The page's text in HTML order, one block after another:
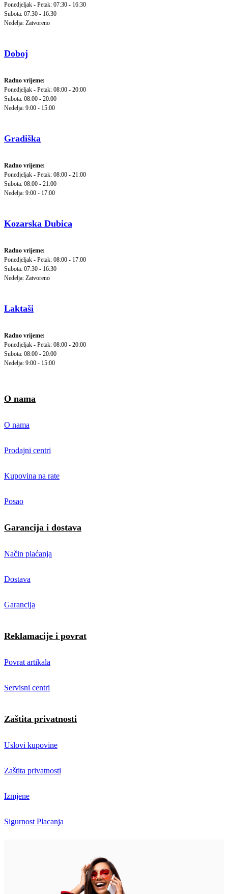
Ponedjeljak - Petak: 07:30 - 16:30
Subota: 07:30 - 16:30
Nedelja: Zatvoreno
Doboj
Radno vrijeme:
Ponedjeljak - Petak: 08:00 - 20:00
Subota: 08:00 - 20:00
Nedelja: 9:00 - 15:00
Gradiška
Radno vrijeme:
Ponedjeljak - Petak: 08:00 - 21:00
Subota: 08:00 - 21:00
Nedelja: 9:00 - 17:00
Kozarska Dubica
Radno vrijeme:
Ponedjeljak - Petak: 08:00 - 17:00
Subota: 07:30 - 16:30
Nedelja: Zatvoreno
Laktaši
Radno vrijeme:
Ponedjeljak - Petak: 08:00 - 20:00
Subota: 08:00 - 20:00
Nedelja: 9:00 - 15:00
O nama
O nama
Prodajni centri
Kupovina na rate
Posao
Garancija i dostava
Način plaćanja
Dostava
Garancija
Reklamacije i povrat
Povrat artikala
Servisni centri
Zaštita privatnosti
Uslovi kupovine
Zaštita privatnosti
Izmjene
Sigurnost Placanja